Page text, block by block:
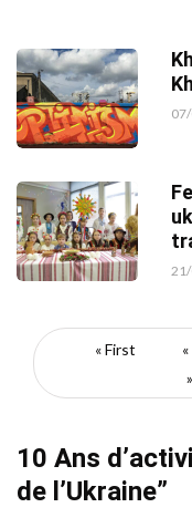
« First «
»
10 Ans
de l’Ukraine”